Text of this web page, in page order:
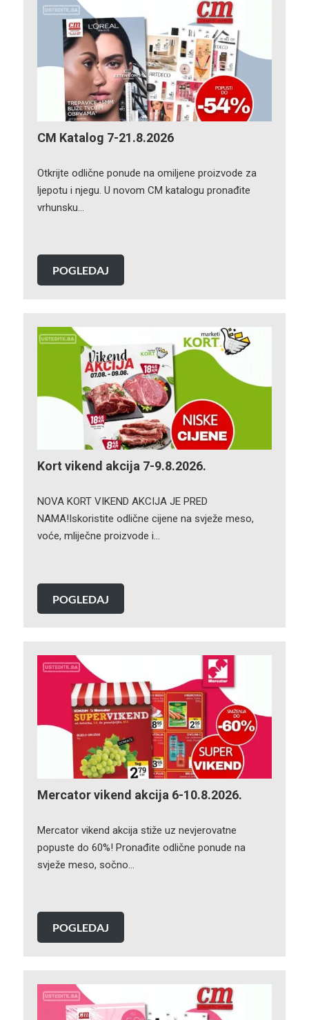
CM Katalog 7-21.8.2026
Otkrijte odlične ponude na omiljene proizvode za
ljepotu i njegu. U novom CM katalogu pronađite
vrhunsku…
POGLEDAJ
Kort vikend akcija 7-9.8.2026.
NOVA KORT VIKEND AKCIJA JE PRED
NAMA!Iskoristite odlične cijene na svježe meso,
voće, mliječne proizvode i…
POGLEDAJ
Mercator vikend akcija 6-10.8.2026.
Mercator vikend akcija stiže uz nevjerovatne
popuste do 60%! Pronađite odlične ponude na
svježe meso, sočno…
POGLEDAJ